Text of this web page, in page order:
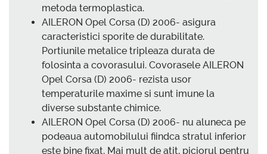
metoda termoplastica.
AILERON Opel Corsa (D) 2006- asigura
caracteristici sporite de durabilitate.
Portiunile metalice tripleaza durata de
folosinta a covorasului. Covorasele AILERON
Opel Corsa (D) 2006- rezista usor
temperaturile maxime si sunt imune la
diverse substante chimice.
AILERON Opel Corsa (D) 2006- nu aluneca pe
podeaua automobilului fiindca stratul inferior
este bine fixat. Mai mult de atit, piciorul pentru